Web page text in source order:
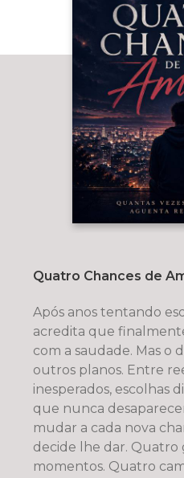
Quatro Chances de
Após anos tentando
acredita que
com a saudade. Mas o
outros planos. Entre
inesperados, escolhas
que nunca
mudar a cada nova
decide lhe dar. Quatro
momentos. Quatro